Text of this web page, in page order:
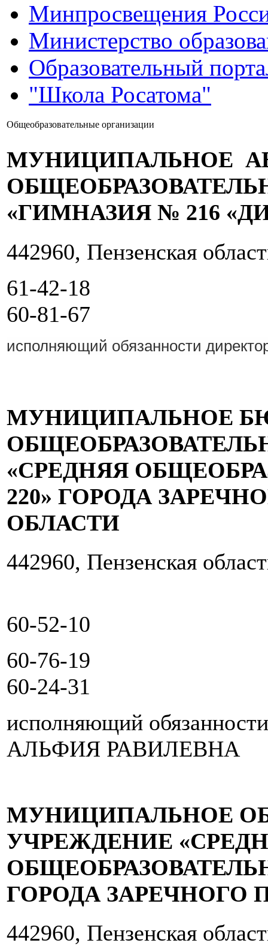
Минпросвещения
Министерство
Образовательный
"Школа Росатома"
Общеобразовательные организации
МУНИЦИПАЛЬНОЕ
«ГИМНАЗИЯ № 216
442960, Пензенская
61-42-18
60-81-67
исполняющий обязанности
МУНИЦИПАЛЬНОЕ
«СРЕДНЯЯ
220» ГОРОДА
ОБЛАСТИ
442960, Пензенская
60-52-10
60-76-19
60-24-31
исполняющий
АЛЬФИЯ РАВИЛЕВНА
МУНИЦИПАЛЬНОЕ
УЧРЕЖДЕНИЕ
ГОРОДА ЗАРЕЧНОГО
442960, Пензенская